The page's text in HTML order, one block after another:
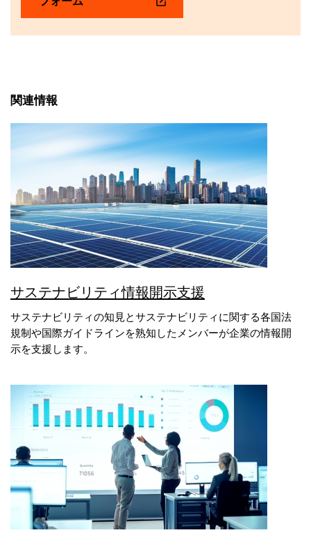
関連情報
サステナビリティ情報開示支援
サステナビリティの知見とサステナビリティに関する各国法
規制や国際ガイドラインを熟知したメンバーが企業の情報開
示を支援します。